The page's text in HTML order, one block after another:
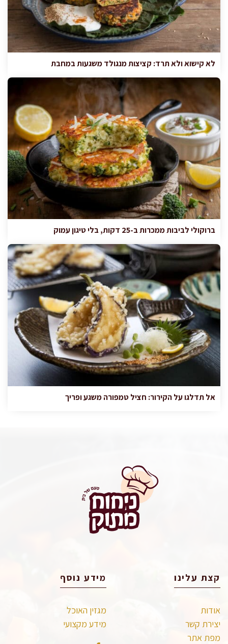
לא קישוא ולא תרד: קציצות מנגולד משגעות במחבת
ברוקולי לביבות ממכרות ב-25 דקות, בלי טיגון עמוק
אל תדלגו על הקירור: חציל טמפורה משגע ופריך
קצת עלינו
אודות
יצירת קשר
מפת אתר
מידע נוסף
מגזין האוכל
מידע מקצועי